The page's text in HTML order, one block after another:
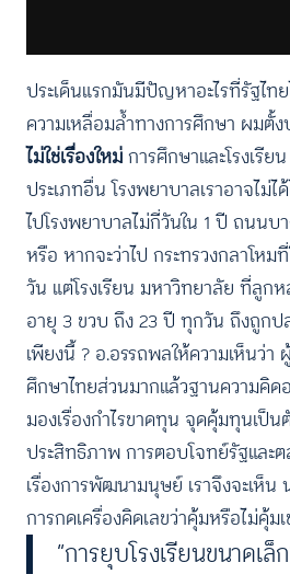
ประเด็นแรกมันมีปัญหาอะไรที่รัฐไ
ความเหลื่อมล้ำทางการศึกษา ผมตั้
ไม่ใช่เรื่องใหม่การศึกษาและโรงเรี
ประเภทอื่น โรงพยาบาลเราอาจไม่
ไปโรงพยาบาลไม่กี่วันใน 1 ปี ถนนบา
หรือ หากจะว่าไป กระทรวงกลาโหม
วัน แต่โรงเรียน มหาวิทยาลัย ที่ลูกห
อายุ 3 ขวบ ถึง 23 ปี ทุกวัน ถึงถูกปล่
เพียงนี้ ? อ.อรรถพลให้ความเห็นว่
ศึกษาไทยส่วนมากแล้วฐานความคิ
มองเรื่องกำไรขาดทุน จุดคุ้มทุนเป็น
ประสิทธิภาพ การตอบโจทย์รัฐและต
เรื่องการพัฒนามนุษย์ เราจึงจะเห็
การกดเครื่องคิดเลขว่าคุ้มหรือไม่คุ้ม
“การยุบโรงเรียนขนาดเล็